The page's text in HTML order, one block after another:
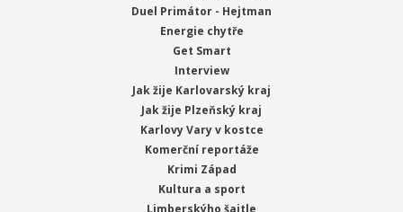
Duel Primátor - Hejtman
Energie chytře
Get Smart
Interview
Jak žije Karlovarský kraj
Jak žije Plzeňský kraj
Karlovy Vary v kostce
Komerční reportáže
Krimi Západ
Kultura a sport
Limberskýho šajtle